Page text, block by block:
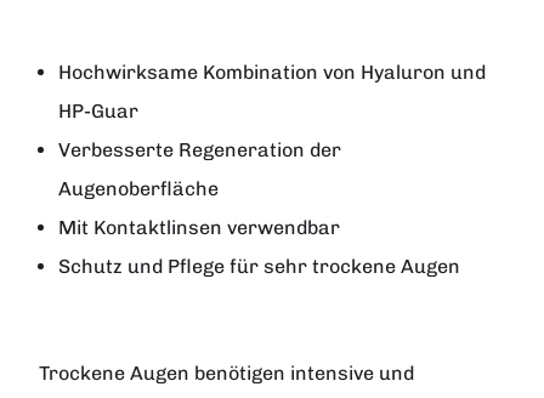
Hochwirksame Kombination von Hyaluron und
HP-Guar
Verbesserte Regeneration der
Augenoberfläche
Mit Kontaktlinsen verwendbar
Schutz und Pflege für sehr trockene Augen
Trockene Augen benötigen intensive und